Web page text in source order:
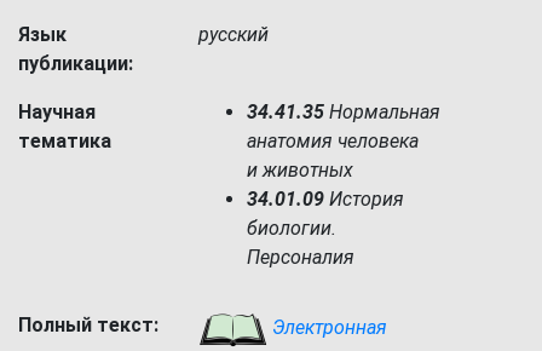
Язык
публикации:
русский
Научная
тематика
34.41.35 Нормальная
анатомия человека
и животных
34.01.09 История
биологии.
Персоналия
Полный текст:
Электронная